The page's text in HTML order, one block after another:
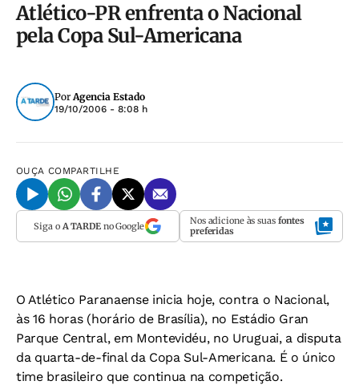
Atlético-PR enfrenta o Nacional
pela Copa Sul-Americana
PorAgencia Estado
19/10/2006 - 8:08 h
OUÇA COMPARTILHE
Siga o A TARDEno Google Nos adicione às suas fontes
preferidas
O Atlético Paranaense inicia hoje, contra o Nacional,
às 16 horas (horário de Brasília), no Estádio Gran
Parque Central, em Montevidéu, no Uruguai, a disputa
da quarta-de-final da Copa Sul-Americana. É o único
time brasileiro que continua na competição.